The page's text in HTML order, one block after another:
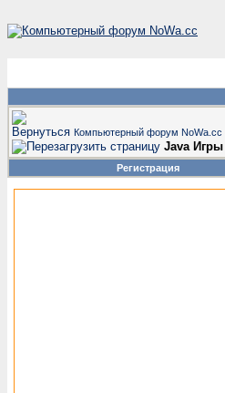
Компьютерный форум NoWa.cc
Java
Регистрация